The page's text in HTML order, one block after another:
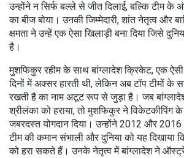
उन्होंने न सिर्फ बल्ले से जीत दिलाई, बल्कि टीम के
का बीज बोया। उनकी जिम्मेदारी, शांत नेतृत्व और
क्षमता ने उन्हें एक ऐसा खिलाड़ी बना दिया जिसे
है।
मुशफिकुर रहीम के साथबांग्लादेश क्रिकेट,एक
दिनों में अक्सर हारती थी, लेकिन अब टॉप टीमों के
रखती हैका नाम अटूट रूप से जुड़ा है। जब
श्रीलंका को हराया, तो मुशफिकुर ने विकेटकीपिंग
जबरदस्त योगदान दिया। उन्होंने 2012 और
टीम की कमान संभाली और दुनिया को यह दिखाया
को हरा सकते हैं। उनके नेतृत्व में बांग्लादेश ने